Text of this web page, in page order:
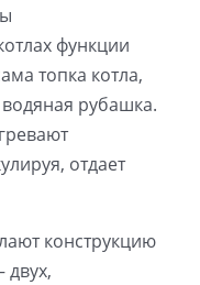
функции
топка котла,
рубашка.
отдает
конструкцию
двух,